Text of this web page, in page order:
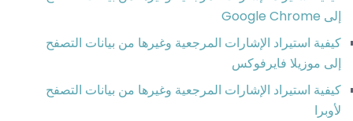
إلى Google Chrome
كيفية استيراد الإشارات المرجعية وغيرها من بيانات التصفح
إلى موزيلا فايرفوكس
كيفية استيراد الإشارات المرجعية وغيرها من بيانات التصفح
لأوبرا